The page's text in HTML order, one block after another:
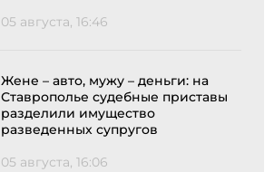
05 августа, 16:46
Жене – авто, мужу – деньги: на
Ставрополье судебные приставы
разделили имущество
разведенных супругов
05 августа, 16:06